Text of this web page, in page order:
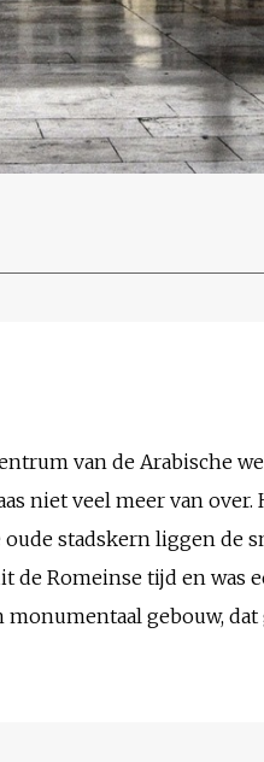
van de Arabische
niet veel meer van
stadskern liggen de
de Romeinse tijd en
gebouw,